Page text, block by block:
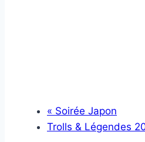
« Soirée Japon
Trolls & Légendes